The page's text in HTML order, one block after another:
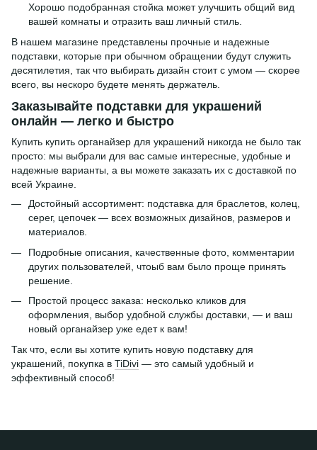
Хорошо подобранная стойка может улучшить общий вид
вашей комнаты и отразить ваш личный стиль.
В нашем магазине представлены прочные и надежные
подставки, которые при обычном обращении будут служить
десятилетия, так что выбирать дизайн стоит с умом — скорее
всего, вы нескоро будете менять держатель.
Заказывайте подставки для украшений
онлайн — легко и быстро
Купить купить органайзер для украшений никогда не было так
просто: мы выбрали для вас самые интересные, удобные и
надежные варианты, а вы можете заказать их с доставкой по
всей Украине.
Достойный ассортимент: подставка для браслетов, колец,
серег, цепочек — всех возможных дизайнов, размеров и
материалов.
Подробные описания, качественные фото, комментарии
других пользователей, чтоыб вам было проще принять
решение.
Простой процесс заказа: несколько кликов для
оформления, выбор удобной службы доставки, — и ваш
новый органайзер уже едет к вам!
Так что, если вы хотите купить новую подставку для
украшений, покупка в TiDivi — это самый удобный и
эффективный способ!